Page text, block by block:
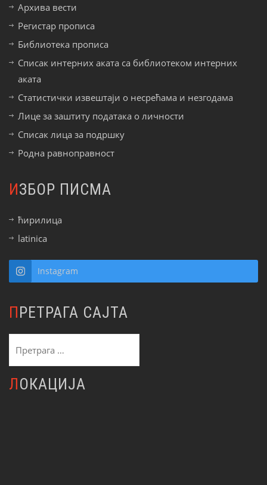
Архива вести
Регистар прописа
Библиотека прописа
Списак интерних аката са библиотеком интерних
аката
Статистички извештаји о несрећама и незгодама
Лице за заштиту података о личности
Списак лица за подршку
Родна равноправност
ИЗБОР ПИСМА
ћирилица
latinica
Instagram
ПРЕТРАГА САЈТА
за:
ЛОКАЦИЈА